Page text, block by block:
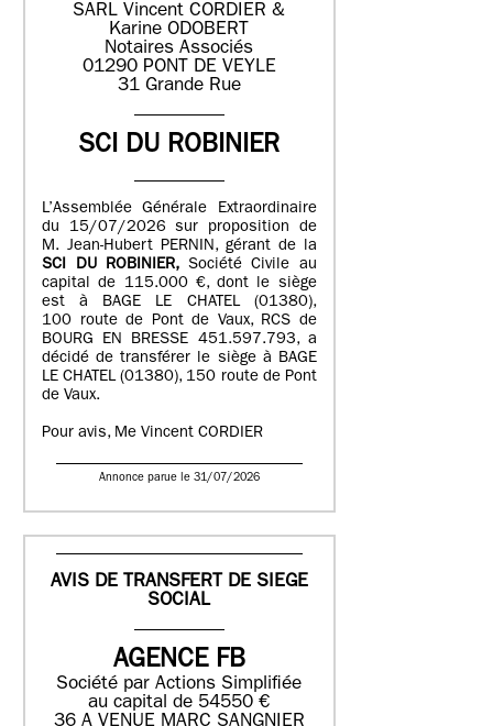
SARL Vincent CORDIER &
Karine ODOBERT
Notaires Associés
01290 PONT DE VEYLE
31 Grande Rue
SCI DU ROBINIER
L’Assemblée Générale Extraordinaire
du 15/07/2026 sur proposition de
M. Jean-Hubert PERNIN, gérant de la
SCI DU ROBINIER, Société Civile au
capital de 115.000 €, dont le siège
est à BAGE LE CHATEL (01380),
100 route de Pont de Vaux, RCS de
BOURG EN BRESSE 451.597.793, a
décidé de transférer le siège à BAGE
LE CHATEL (01380), 150 route de Pont
de Vaux.
Pour avis, Me Vincent CORDIER
Annonce parue le 31/07/2026
AVIS DE TRANSFERT DE SIEGE
SOCIAL
AGENCE FB
Société par Actions Simplifiée
au capital de 54550 €